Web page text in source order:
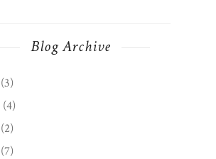
Blog Archive
(3)
(4)
(2)
(7)